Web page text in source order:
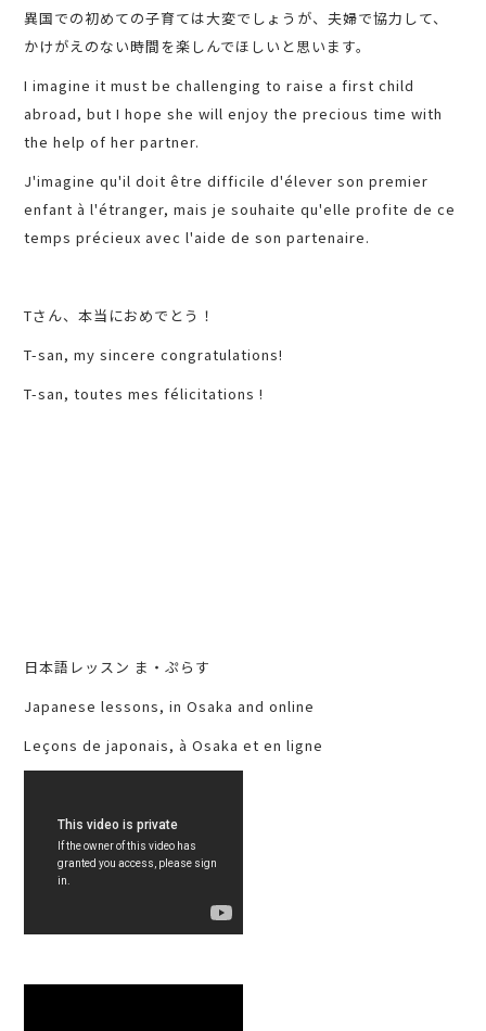
異国での初めての子育ては大変でしょうが、夫婦で協力して、
かけがえのない時間を楽しんでほしいと思います。
I imagine it must be challenging to raise a first child
abroad, but I hope she will enjoy the precious time with
the help of her partner.
J'imagine qu'il doit être difficile d'élever son premier
enfant à l'étranger, mais je souhaite qu'elle profite de ce
temps précieux avec l'aide de son partenaire.
Tさん、本当におめでとう！
T-san, my sincere congratulations!
T-san, toutes mes félicitations !
日本語レッスン ま・ぷらす
Japanese lessons, in Osaka and online
Leçons de japonais, à Osaka et en ligne